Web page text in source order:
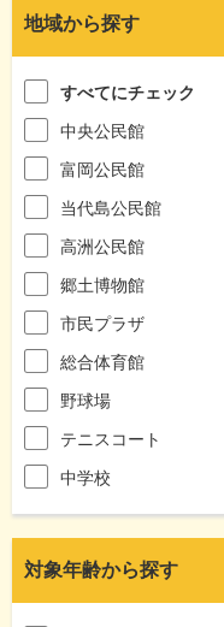
地域から探す
すべてにチェック
中央公民館
富岡公民館
当代島公民館
高洲公民館
郷土博物館
市民プラザ
総合体育館
野球場
テニスコート
中学校
対象年齢から探す